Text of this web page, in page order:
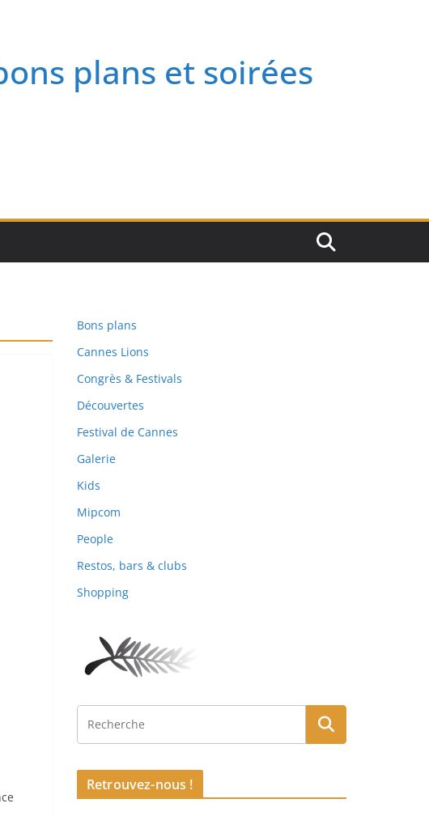
plans et soirées
Bons plans
Cannes Lions
Congrès & Festivals
Découvertes
Festival de Cannes
Galerie
Kids
Mipcom
People
Restos, bars & clubs
Shopping
Retrouvez-nous !